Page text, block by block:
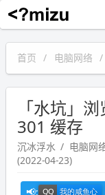
沉冰浮水
首页 电脑网络
「水坑」
301 缓存
沉冰浮水 电脑网
(2022-04-23)